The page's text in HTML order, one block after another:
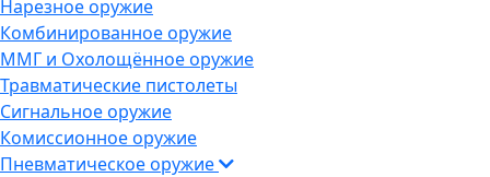
Нарезное оружие
Комбинированное оружие
ММГ и Охолощённое оружие
Травматические пистолеты
Сигнальное оружие
Комиссионное оружие
Пневматическое оружие